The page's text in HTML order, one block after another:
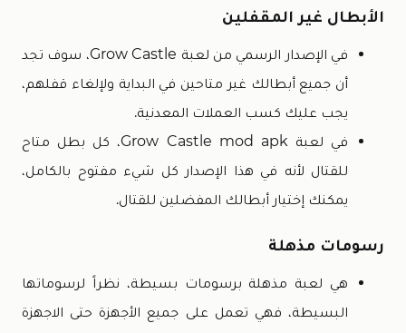
الأبطال غير المقفلين
في الإصدار الرسمي من لعبة Grow Castle، سوف تجد
أن جميع أبطالك غير متاحين في البداية ولإلغاء قفلهم،
يجب عليك كسب العملات المعدنية.
في لعبة Grow Castle mod apk، كل بطل متاح
للقتال لأنه في هذا الإصدار كل شيء مفتوح بالكامل،
يمكنك إختيار أبطالك المفضلين للقتال.
رسومات مذهلة
هي لعبة مذهلة برسومات بسيطة، نظراً لرسوماتها
البسيطة، فهي تعمل على جميع الأجهزة حتى الاجهزة